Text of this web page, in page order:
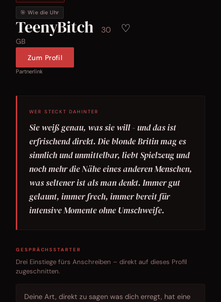
🎯 Wie die Uhr
TeenyBitch 30 ♡
GB
Zum Profil
Partnerlink
WER STECKT DAHINTER
Sie weiß genau, was sie will - und das ist
erfrischend direkt. Die blonde Britin mag es
sinnlich und unmittelbar, liebt Spielzeug und
noch mehr die Nähe eines anderen Menschen,
was seltener ist als man denkt. Immer gut
gelaunt, immer frech, immer bereit für
intensive Momente ohne Umschweife.
GESPRÄCHSSTARTER
Drei Einstiege fürs Anschreiben – direkt auf dieses Profil
zugeschnitten.
Deine Art, direkt zu sagen was dich erregt, hat eine